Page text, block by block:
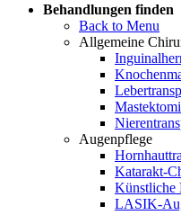
Behandlungen finden
Back to Menu
Allgemeine
Augenpflege
Katarakt-
Künstliche
LASIK-